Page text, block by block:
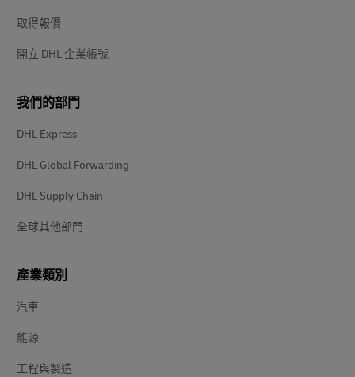
取得報價
開立 DHL 企業帳號
我們的部門
DHL Express
DHL Global Forwarding
DHL Supply Chain
全球其他部門
產業類別
汽車
能源
工程與製造